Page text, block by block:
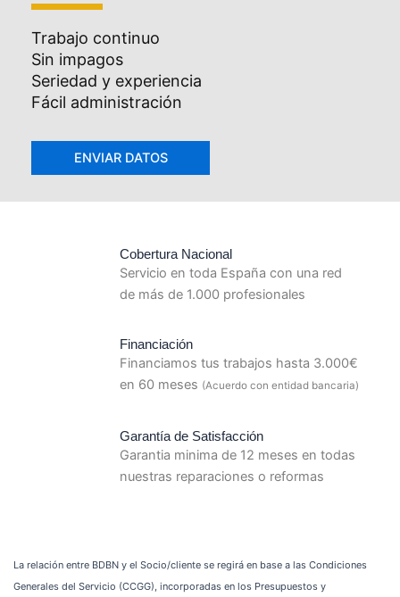
Trabajo continuo
Sin impagos
Seriedad y experiencia
Fácil administración
Cobertura Nacional
Servicio en toda España con una red
de más de 1.000 profesionales
Financiación
Financiamos tus trabajos hasta 3.000€
en 60 meses (Acuerdo con entidad bancaria)
Garantía de Satisfacción
Garantia minima de 12 meses en todas
nuestras reparaciones o reformas
La relación entre BDBN y el Socio/cliente se regirá en base a las Condiciones
Generales del Servicio (CCGG), incorporadas en los Presupuestos y